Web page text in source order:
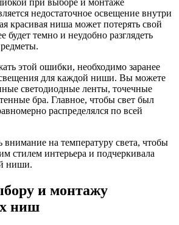
при выборе и монтаже
недостаточное освещение внутри
красивая ниша может потерять свой
будет темно и неудобно разглядеть
этой ошибки, необходимо заранее
для каждой ниши. Вы можете
светодиодные ленты, точечные
бра. Главное, чтобы свет был
распределялся по всей
внимание на температуру света, чтобы
стилем интерьера и подчеркивала
ниши.
и монтажу
ниш